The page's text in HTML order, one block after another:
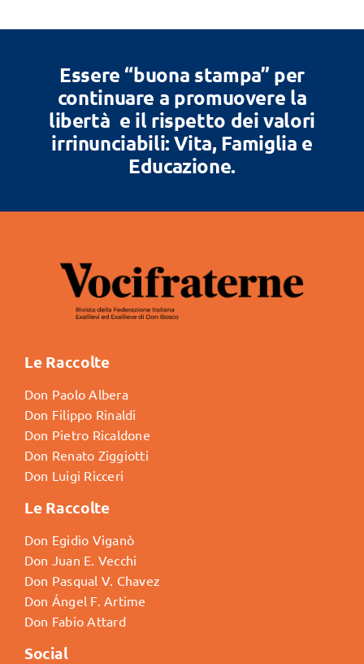
Essere “buona stampa” per
continuare a promuovere la
libertà e il rispetto dei valori
irrinunciabili: Vita, Famiglia e
Educazione.
Le Raccolte
Don Paolo Albera
Don Filippo Rinaldi
Don Pietro Ricaldone
Don Renato Ziggiotti
Don Luigi Ricceri
Le Raccolte
Don Egidio Viganò
Don Juan E. Vecchi
Don Pasqual V. Chavez
Don Ángel F. Artime
Don Fabio Attard
Social